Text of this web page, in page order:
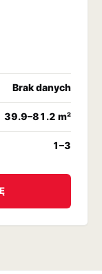
Brak danych
39.9–81.2 m²
1–3